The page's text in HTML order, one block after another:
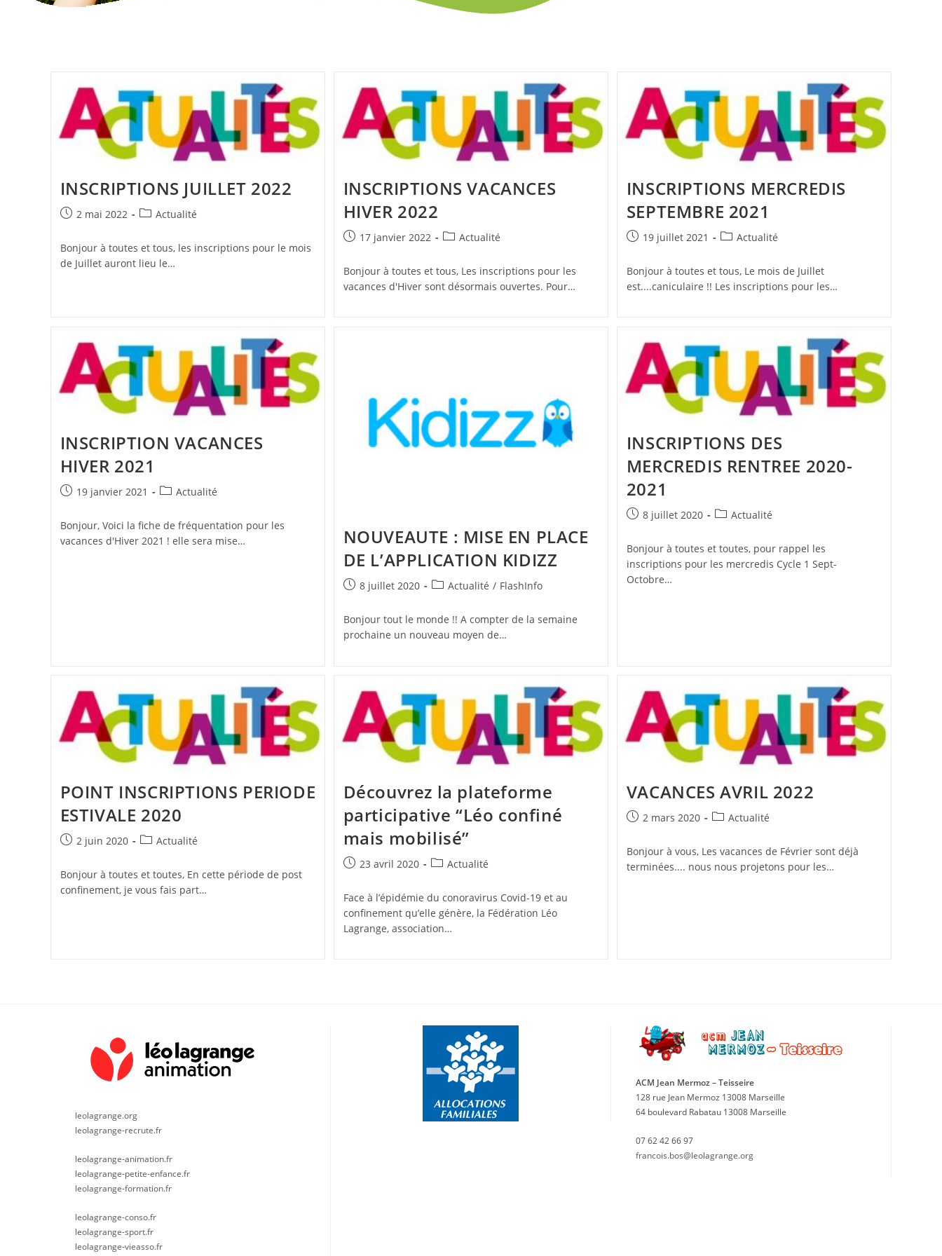
INSCRIPTIONS JUILLET 2022
Publication
2 mai 2022
PostActualité
Bonjour à toutes et tous, les inscriptions pour le mois
de Juillet auront lieu le…
INSCRIPTIONS VACANCES
HIVER 2022
Publication
17 janvier 2022
PostActualité
Bonjour à toutes et tous, Les inscriptions pour les
vacances d'Hiver sont désormais ouvertes. Pour…
INSCRIPTIONS MERCREDIS
SEPTEMBRE 2021
Publication
19 juillet 2021
PostActualité
Bonjour à toutes et tous, Le mois de Juillet
est....caniculaire !! Les inscriptions pour les…
INSCRIPTION VACANCES
HIVER 2021
Publication
19 janvier 2021
PostActualité
Bonjour, Voici la fiche de fréquentation pour les
vacances d'Hiver 2021 ! elle sera mise…
NOUVEAUTE : MISE EN PLACE
DE L’APPLICATION KIDIZZ
Publication
8 juillet 2020
PostActualité / FlashInfo
Bonjour tout le monde !! A compter de la semaine
prochaine un nouveau moyen de…
INSCRIPTIONS DES
MERCREDIS RENTREE 2020-
2021
Publication
8 juillet 2020
PostActualité
Bonjour à toutes et toutes, pour rappel les
inscriptions pour les mercredis Cycle 1 Sept-
Octobre…
POINT INSCRIPTIONS PERIODE
ESTIVALE 2020
Publication
2 juin 2020
PostActualité
Bonjour à toutes et toutes, En cette période de post
confinement, je vous fais part…
Découvrez la plateforme
participative “Léo confiné
mais mobilisé”
Publication
23 avril 2020
PostActualité
Face à l’épidémie du conoravirus Covid-19 et au
confinement qu’elle génère, la Fédération Léo
Lagrange, association…
VACANCES AVRIL 2022
Publication
2 mars 2020
PostActualité
Bonjour à vous, Les vacances de Février sont déjà
terminées.... nous nous projetons pour les…
leolagrange.org
leolagrange-recrute.fr
leolagrange-animation.fr
leolagrange-petite-enfance.fr
leolagrange-formation.fr
leolagrange-conso.fr
leolagrange-sport.fr
leolagrange-vieasso.fr
ACM Jean Mermoz – Teisseire
128 rue Jean Mermoz 13008 Marseille
64 boulevard Rabatau 13008 Marseille
07 62 42 66 97
francois.bos@leolagrange.org